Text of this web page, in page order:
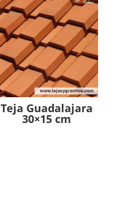
Teja Guadalajara
30×15 cm